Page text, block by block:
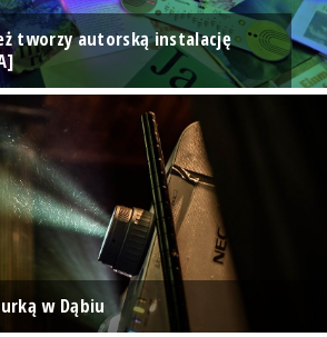
tworzy autorską instalację
w Dąbiu